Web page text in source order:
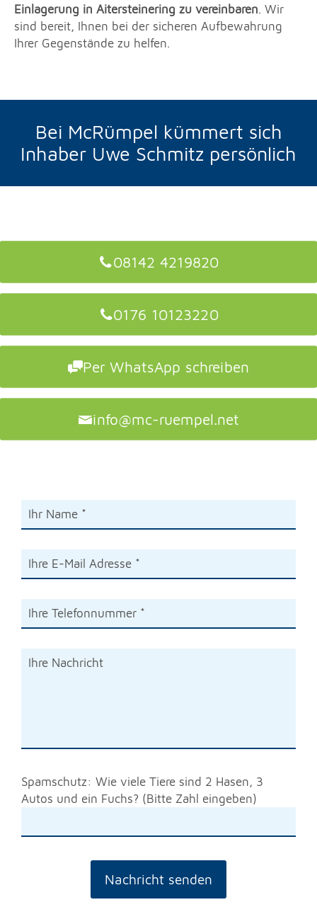
Einlagerung in Aitersteinering zu vereinbaren. Wir
sind bereit, Ihnen bei der sicheren Aufbewahrung
Ihrer Gegenstände zu helfen.
Bei McRümpel kümmert sich
Inhaber Uwe Schmitz persönlich
08142 4219820
0176 10123220
Per WhatsApp schreiben
info@mc-ruempel.net
Spamschutz: Wie viele Tiere sind 2 Hasen, 3
Autos und ein Fuchs? (Bitte Zahl eingeben)